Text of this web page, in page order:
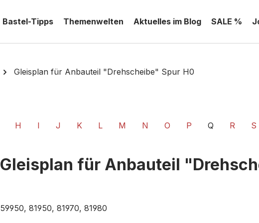
Bastel-Tipps Themenwelten Aktuelles im Blog SALE %
Gleisplan für Anbauteil "Drehscheibe" Spur H0
H I J K L M N O P Q R S
Gleisplan für Anbauteil
59950, 81950, 81970, 81980